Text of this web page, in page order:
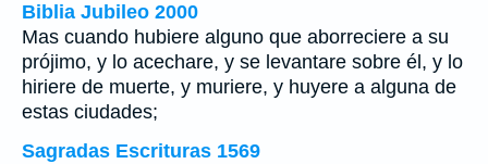
Biblia Jubileo 2000
Mas cuando hubiere alguno que aborreciere a su
prójimo, y lo acechare, y se levantare sobre él, y lo
hiriere de muerte, y muriere, y huyere a alguna de
estas ciudades;
Sagradas Escrituras 1569